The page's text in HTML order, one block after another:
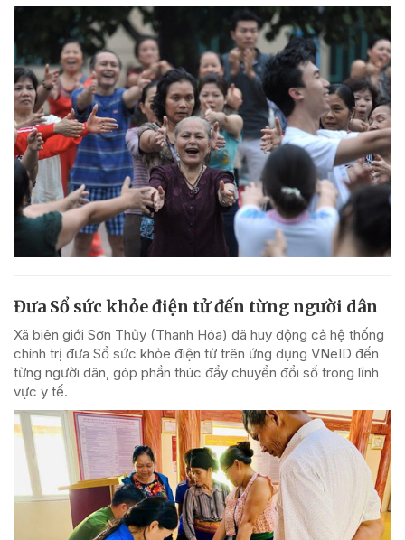
Đưa Sổ sức khỏe điện tử đến từng người dân
Xã biên giới Sơn Thủy (Thanh Hóa) đã huy động cả hệ thống
chính trị đưa Sổ sức khỏe điện tử trên ứng dụng VNeID đến
từng người dân, góp phần thúc đẩy chuyển đổi số trong lĩnh
vực y tế.